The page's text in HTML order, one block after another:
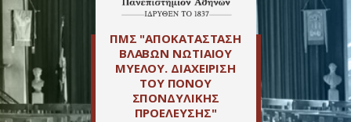
ΠΜΣ "ΑΠΟΚΑΤΑΣΤΑΣΗ
ΒΛΑΒΩΝ ΝΩΤΙΑΙΟΥ
ΜΥΕΛΟΥ. ΔΙΑΧΕΙΡΙΣΗ
ΤΟΥ ΠΟΝΟΥ
ΣΠΟΝΔΥΛΙΚΗΣ
ΠΡΟΕΛΕΥΣΗΣ"